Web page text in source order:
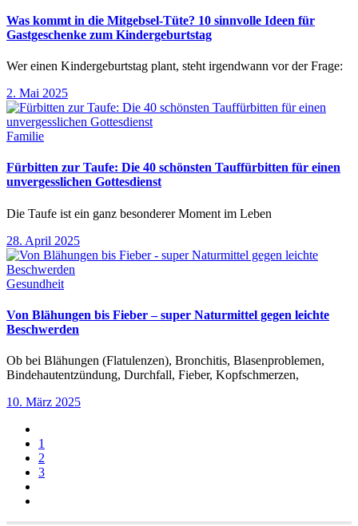
Was kommt in die Mitgebsel-Tüte? 10 sinnvolle Ideen für
Gastgeschenke zum Kindergeburtstag
Wer einen Kindergeburtstag plant, steht irgendwann vor der Frage:
2. Mai 2025
Familie
Fürbitten zur Taufe: Die 40 schönsten Tauffürbitten für einen
unvergesslichen Gottesdienst
Die Taufe ist ein ganz besonderer Moment im Leben
28. April 2025
Gesundheit
Von Blähungen bis Fieber – super Naturmittel gegen leichte
Beschwerden
Ob bei Blähungen (Flatulenzen), Bronchitis, Blasenproblemen,
Bindehautentzündung, Durchfall, Fieber, Kopfschmerzen,
10. März 2025
1
2
3